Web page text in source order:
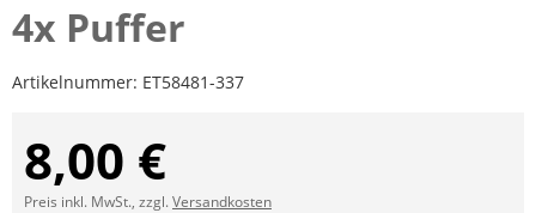
4x Puffer
Artikelnummer: ET58481-337
8,00 €
Preis inkl. MwSt., zzgl.Versandkosten